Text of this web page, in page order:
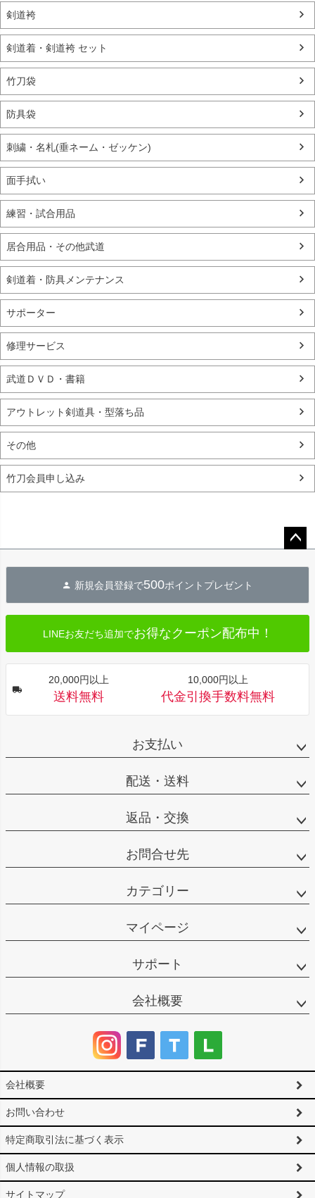
剣道袴
剣道着・剣道袴 セット
竹刀袋
防具袋
刺繍・名札(垂ネーム・ゼッケン)
面手拭い
練習・試合用品
居合用品・その他武道
剣道着・防具メンテナンス
サポーター
修理サービス
武道ＤＶＤ・書籍
アウトレット剣道具・型落ち品
その他
竹刀会員申し込み
へ
新規会員登録で500ポイントプレゼント
LINEお友だち追加でお得なクーポン配布中！
20,000円以上
送料無料
10,000円以上
代金引換手数料無料
お支払い
配送・送料
返品・交換
お問合せ先
カテゴリー
マイページ
サポート
会社概要
会社概要
お問い合わせ
特定商取引法に基づく表示
個人情報の取扱
サイトマップ